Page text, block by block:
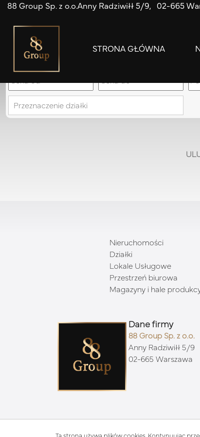
88 Group Sp. z o.o.Anny Radziwiłł 5/9 02-665
STRONA GŁÓWNA
Przeznaczenie działki
Nieruchomości
Działki
Lokale Usługowe
Przestrzeń biurowa
Magazyny i hale
Dane firmy
88 Group Sp. z o.o.
Anny Radziwiłł 5/9
02-665 Warszawa